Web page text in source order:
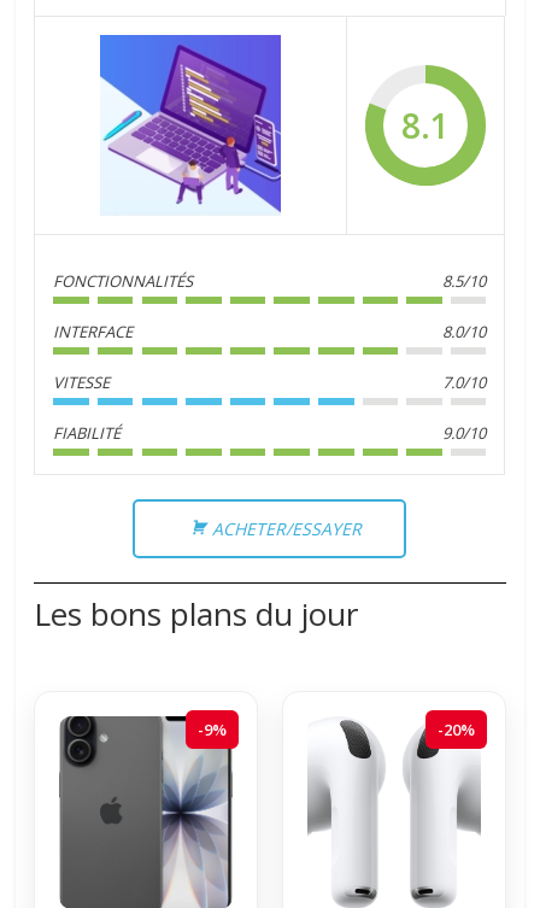
8.1
FONCTIONNALITÉS 8.5/10
INTERFACE 8.0/10
VITESSE 7.0/10
FIABILITÉ 9.0/10
ACHETER/ESSAYER
Les bons plans du jour
-9% -20%